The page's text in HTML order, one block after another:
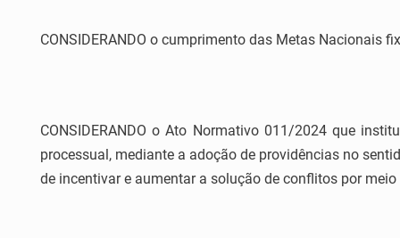
CONSIDERANDO o cumprimento das Metas Nacionais
CONSIDERANDO o Ato Normativo 011/2024 que
processual, mediante a adoção de providências no
de incentivar e aumentar a solução de conflitos por